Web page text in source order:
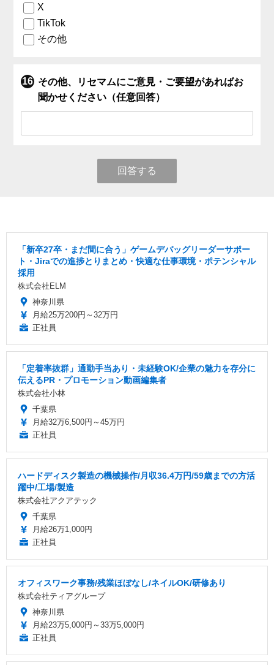
X
TikTok
その他
その他、リセマムにご意見・ご要望があればお
聞かせください（任意回答）
回答する
「新卒27卒・まだ間に合う」ゲームデバッグリーダーサポー
ト・Jiraでの進捗とりまとめ・快適な仕事環境・ポテンシャル
採用
株式会社ELM
神奈川県
月給25万200円～32万円
正社員
「定着率抜群」通勤手当あり・未経験OK/企業の魅力を存分に
伝えるPR・プロモーション動画編集者
株式会社小林
千葉県
月給32万6,500円～45万円
正社員
ハードディスク製造の機械操作/月収36.4万円/59歳までの方活
躍中/工場/製造
株式会社アクアテック
千葉県
月給26万1,000円
正社員
オフィスワーク事務/残業ほぼなし/ネイルOK/研修あり
株式会社ティアグループ
神奈川県
月給23万5,000円～33万5,000円
正社員